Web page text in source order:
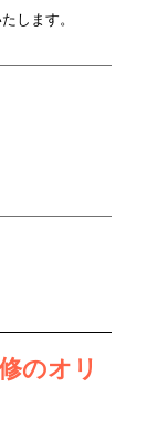
します。
のオリ